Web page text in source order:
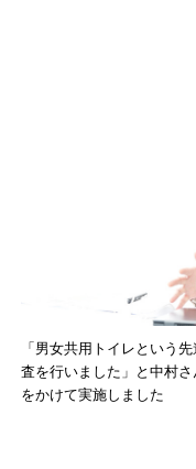
「男女共用トイレという
査を行いました」と中村
をかけて実施しました